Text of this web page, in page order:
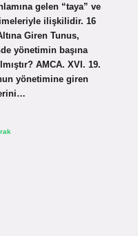
gelen “taya” ve
ilişkilidir. 16
Giren Tunus,
yönetimin başına
AMCA. XVI. 19.
yönetimine giren